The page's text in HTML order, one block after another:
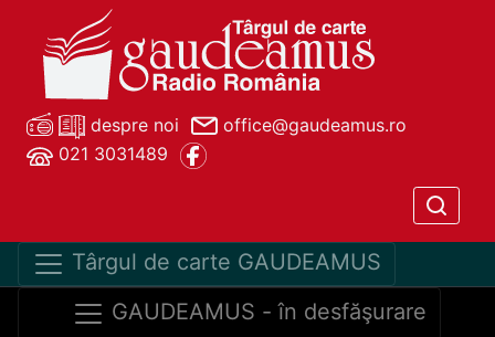
despre noi
office@gaudeamus.ro
021 3031489
Târgul de carte GAUDEAMUS
GAUDEAMUS - în desfăşurare